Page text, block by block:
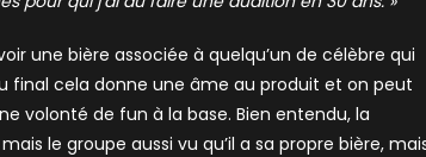
une bière associée à quelqu’un de célèbre qui
final cela donne une âme au produit et on peut
volonté de fun à la base. Bien entendu, la
le groupe aussi vu qu’il a sa propre bière,